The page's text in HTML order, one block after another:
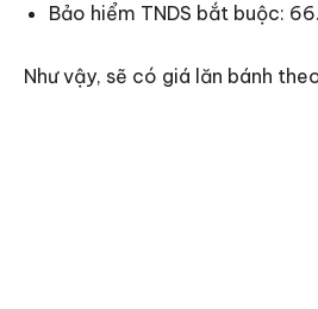
Bảo hiểm TNDS bắt buộc:
Như vậy, sẽ có giá lăn bánh